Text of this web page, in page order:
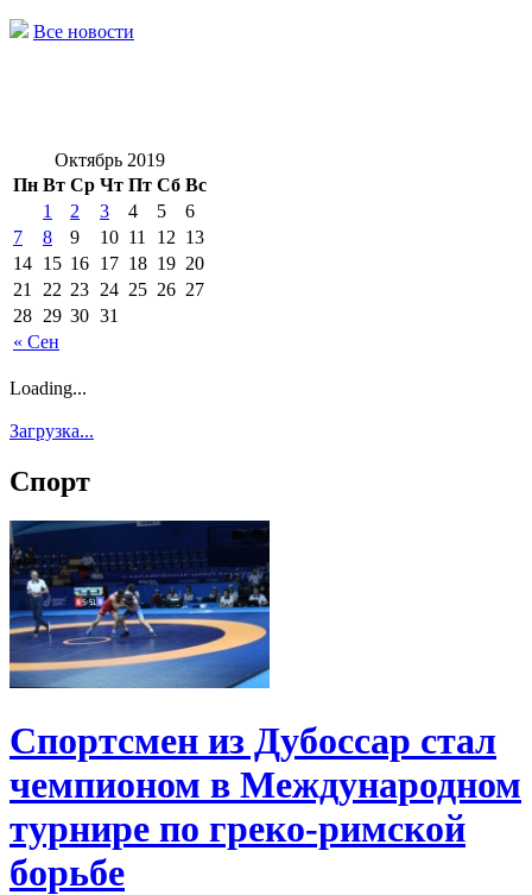
Все новости
Октябрь 2019
Пн Вт Ср Чт Пт Сб Вс
« Сен
1 2 3 4 5
6
7
8 9 10 11 12 13
14 15 16 17 18 19 20
21
22 23 24 25 26 27
28 29 30 31
Loading...
Загрузка...
Спорт
Спортсмен из Дубоссар стал
чемпионом в Международном
турнире по греко-римской
борьбе